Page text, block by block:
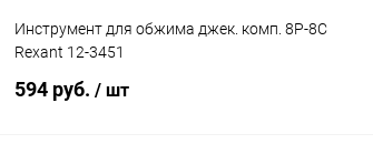
Инструмент для обжима джек. комп. 8P-8C
Rexant 12-3451
594 руб. / шт